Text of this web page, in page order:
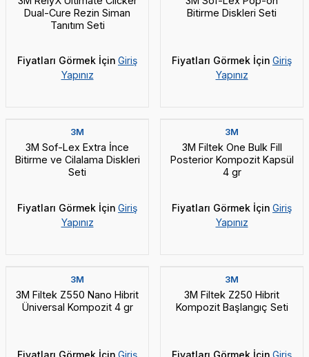
Dual-Cure Rezin Siman
Tanıtım Seti
Fiyatları Görmek İçin Giriş
Yapınız
Bitirme Diskleri Seti
Fiyatları Görmek İçin Giriş
Yapınız
3M
3M Sof-Lex Extra İnce
Bitirme ve Cilalama Diskleri
Seti
Fiyatları Görmek İçin Giriş
Yapınız
3M
3M Filtek One Bulk Fill
Posterior Kompozit Kapsül
4 gr
Fiyatları Görmek İçin Giriş
Yapınız
3M
3M Filtek Z550 Nano Hibrit
Üniversal Kompozit 4 gr
3M
3M Filtek Z250 Hibrit
Kompozit Başlangıç Seti